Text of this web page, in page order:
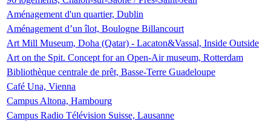
Aménagement d'un quartier, Dublin
Aménagement d’un îlot, Boulogne Billancourt
Art Mill Museum, Doha (Qatar) - Lacaton&Vassal, Inside Outside
Art on the Spit. Concept for an Open-Air museum, Rotterdam
Bibliothèque centrale de prêt, Basse-Terre Guadeloupe
Café Una, Vienna
Campus Altona, Hambourg
Campus Radio Télévision Suisse, Lausanne